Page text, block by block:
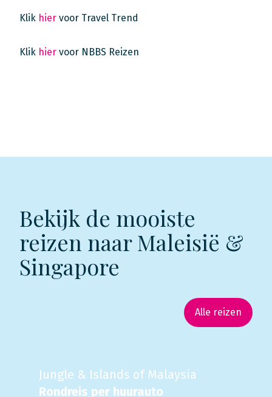
Klik hier voor Travel Trend
Klik hier voor NBBS Reizen
Bekijk de mooiste
reizen naar Maleisië &
Singapore
Alle reizen
Jungle & Islands of Malaysia
Rondreis per huurauto